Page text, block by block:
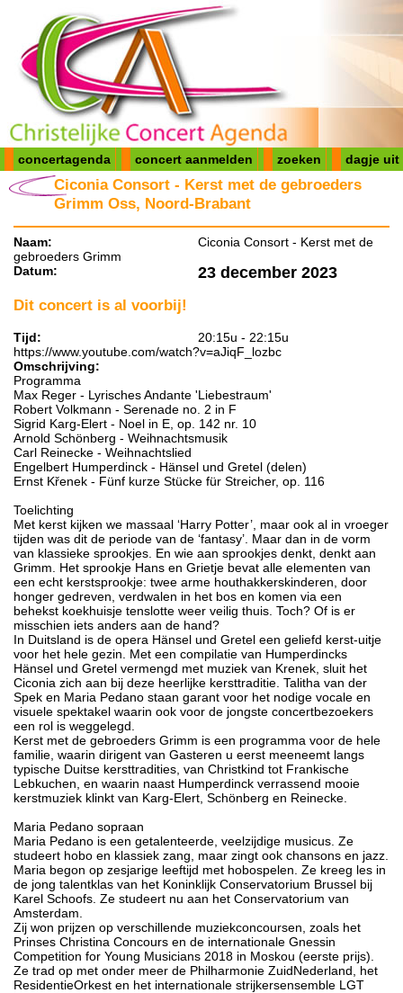
concertagenda concert aanmelden zoeken dagje uit
Ciconia Consort - Kerst met de gebroeders
Grimm Oss, Noord-Brabant
Naam:
Ciconia Consort - Kerst met de
gebroeders Grimm
Datum:
23 december 2023
Dit concert is al voorbij!
Tijd:
20:15u - 22:15u
https://www.youtube.com/watch?v=aJiqF_lozbc
Omschrijving:
Programma
Max Reger - Lyrisches Andante 'Liebestraum'
Robert Volkmann - Serenade no. 2 in F
Sigrid Karg-Elert - Noel in E, op. 142 nr. 10
Arnold Schönberg - Weihnachtsmusik
Carl Reinecke - Weihnachtslied
Engelbert Humperdinck - Hänsel und Gretel (delen)
Ernst Křenek - Fünf kurze Stücke für Streicher, op. 116
Toelichting
Met kerst kijken we massaal ‘Harry Potter’, maar ook al in vroeger
tijden was dit de periode van de ‘fantasy’. Maar dan in de vorm
van klassieke sprookjes. En wie aan sprookjes denkt, denkt aan
Grimm. Het sprookje Hans en Grietje bevat alle elementen van
een echt kerstsprookje: twee arme houthakkerskinderen, door
honger gedreven, verdwalen in het bos en komen via een
behekst koekhuisje tenslotte weer veilig thuis. Toch? Of is er
misschien iets anders aan de hand?
In Duitsland is de opera Hänsel und Gretel een geliefd kerst-uitje
voor het hele gezin. Met een compilatie van Humperdincks
Hänsel und Gretel vermengd met muziek van Krenek, sluit het
Ciconia zich aan bij deze heerlijke kersttraditie. Talitha van der
Spek en Maria Pedano staan garant voor het nodige vocale en
visuele spektakel waarin ook voor de jongste concertbezoekers
een rol is weggelegd.
Kerst met de gebroeders Grimm is een programma voor de hele
familie, waarin dirigent van Gasteren u eerst meeneemt langs
typische Duitse kersttradities, van Christkind tot Frankische
Lebkuchen, en waarin naast Humperdinck verrassend mooie
kerstmuziek klinkt van Karg-Elert, Schönberg en Reinecke.
Maria Pedano sopraan
Maria Pedano is een getalenteerde, veelzijdige musicus. Ze
studeert hobo en klassiek zang, maar zingt ook chansons en jazz.
Maria begon op zesjarige leeftijd met hobospelen. Ze kreeg les in
de jong talentklas van het Koninklijk Conservatorium Brussel bij
Karel Schoofs. Ze studeert nu aan het Conservatorium van
Amsterdam.
Zij won prijzen op verschillende muziekconcoursen, zoals het
Prinses Christina Concours en de internationale Gnessin
Competition for Young Musicians 2018 in Moskou (eerste prijs).
Ze trad op met onder meer de Philharmonie ZuidNederland, het
ResidentieOrkest en het internationale strijkersensemble LGT